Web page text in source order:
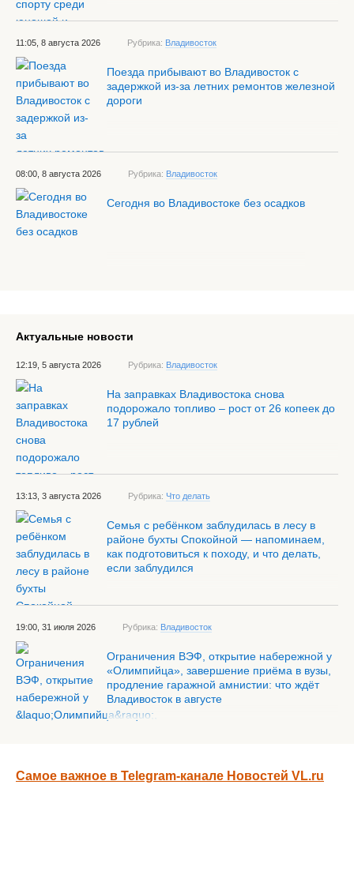
11:05, 8 августа 2026 Рубрика: Владивосток
Поезда прибывают во Владивосток с
задержкой из-за летних ремонтов железной
дороги
08:00, 8 августа 2026 Рубрика: Владивосток
Сегодня во Владивостоке без осадков
Актуальные новости
12:19, 5 августа 2026 Рубрика: Владивосток
На заправках Владивостока снова
подорожало топливо – рост от 26 копеек до
17 рублей
13:13, 3 августа 2026 Рубрика: Что делать
Семья с ребёнком заблудилась в лесу в
районе бухты Спокойной — напоминаем,
как подготовиться к походу, и что делать,
если заблудился
19:00, 31 июля 2026 Рубрика: Владивосток
Ограничения ВЭФ, открытие набережной у
«Олимпийца», завершение приёма в вузы,
продление гаражной амнистии: что ждёт
Владивосток в августе
Самое важное в Telegram-канале Новостей VL.ru